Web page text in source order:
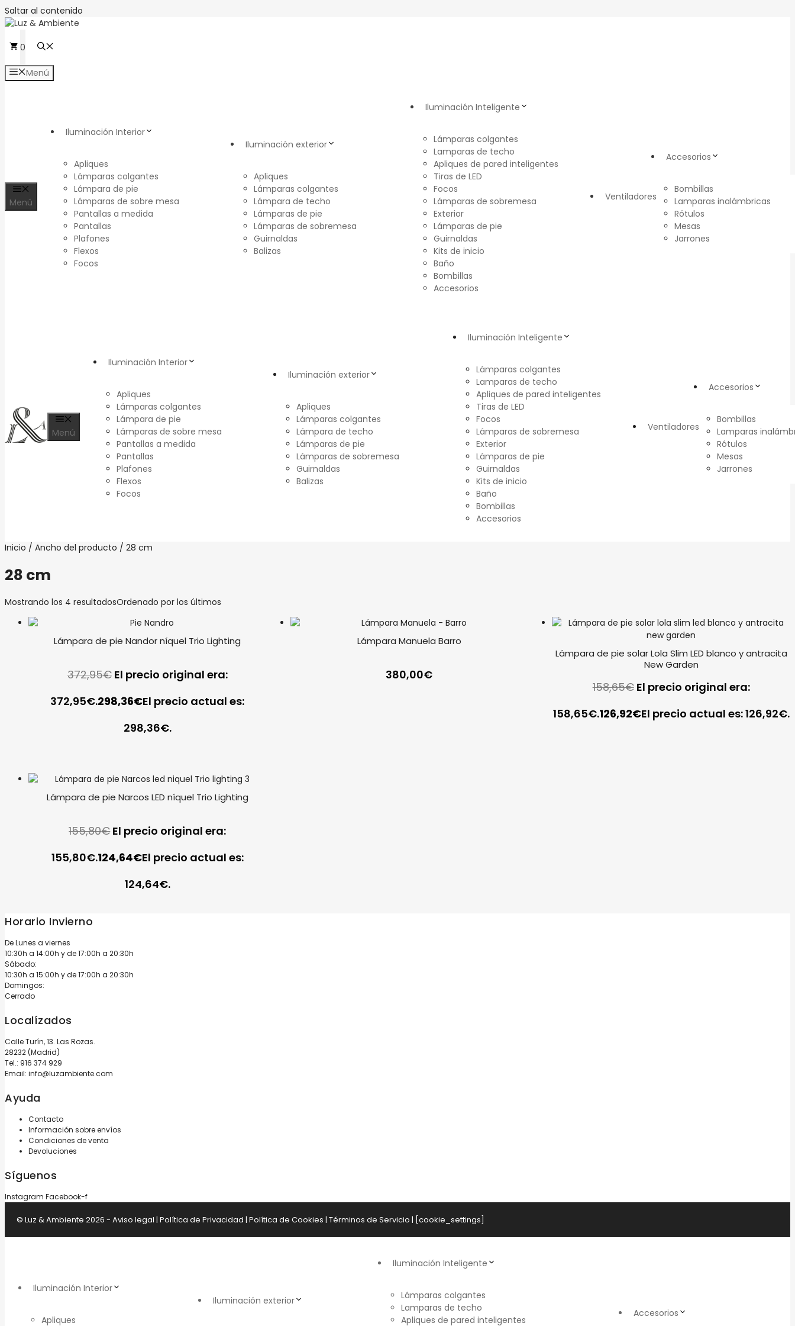
Saltar al contenido
0
Menú
Menú
Iluminación Interior
Apliques
Lámparas colgantes
Lámpara de pie
Lámparas de sobre mesa
Pantallas a medida
Pantallas
Plafones
Flexos
Focos
Iluminación exterior
Apliques
Lámparas colgantes
Lámpara de techo
Lámparas de pie
Lámparas de sobremesa
Guirnaldas
Balizas
Iluminación Inteligente
Lámparas colgantes
Lamparas de techo
Apliques de pared inteligentes
Tiras de LED
Focos
Lámparas de sobremesa
Exterior
Lámparas de pie
Guirnaldas
Kits de inicio
Baño
Bombillas
Accesorios
Ventiladores
Accesorios
Bombillas
Lamparas inalámbricas
Rótulos
Mesas
Jarrones
Menú
Iluminación Interior
Apliques
Lámparas colgantes
Lámpara de pie
Lámparas de sobre mesa
Pantallas a medida
Pantallas
Plafones
Flexos
Focos
Iluminación exterior
Apliques
Lámparas colgantes
Lámpara de techo
Lámparas de pie
Lámparas de sobremesa
Guirnaldas
Balizas
Iluminación Inteligente
Lámparas colgantes
Lamparas de techo
Apliques de pared inteligentes
Tiras de LED
Focos
Lámparas de sobremesa
Exterior
Lámparas de pie
Guirnaldas
Kits de inicio
Baño
Bombillas
Accesorios
Ventiladores
Accesorios
Bombillas
Lamparas
Rótulos
Mesas
Jarrones
Inicio / Ancho del producto / 28 cm
28 cm
Mostrando los 4 resultadosOrdenado por los últimos
Lámpara de pie Nandor níquel Trio Lighting
372,95€ El precio original era:
372,95€.298,36€El precio actual es:
298,36€.
Lámpara Manuela Barro
380,00€
Lámpara de pie solar Lola Slim LED blanco y antracita
New Garden
158,65€ El precio original era:
158,65€.126,92€El precio actual es: 126,92€.
Lámpara de pie Narcos LED níquel Trio Lighting
155,80€El precio original era:
155,80€.124,64€El precio actual es:
124,64€.
Horario Invierno
De Lunes a viernes
10:30h a 14:00h y de 17:00h a 20:30h
Sábado:
10:30h a 15:00h y de 17:00h a 20:30h
Domingos:
Cerrado
Localízados
Calle Turín, 13. Las Rozas.
28232 (Madrid)
Tel.: 916 374 929
Email: info@luzambiente.com
Ayuda
Contacto
Información sobre envíos
Condiciones de venta
Devoluciones
Síguenos
Instagram Facebook-f
© Luz & Ambiente 2026 - Aviso legal | Política de Privacidad | Política de Cookies | Términos de Servicio | [cookie_settings]
Iluminación Interior
Apliques
Iluminación exterior
Iluminación Inteligente
Lámparas colgantes
Lamparas de techo
Apliques de pared inteligentes
Accesorios